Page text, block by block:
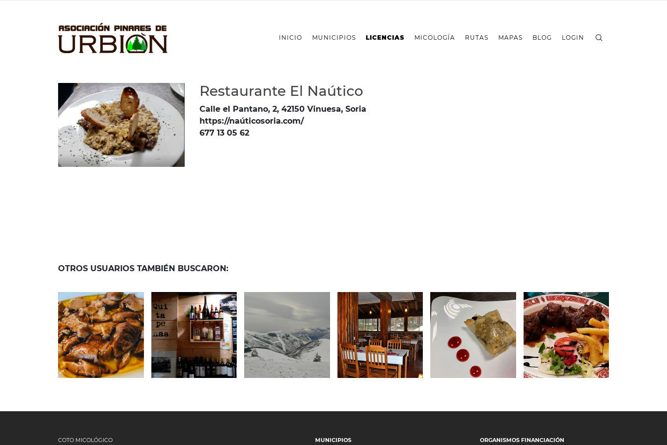
INICIO MUNICIPIOS LICENCIAS MICOLOGÍA RUTAS MAPAS BLOG LOGIN
Restaurante El Naútico
Calle el Pantano, 2, 42150 Vinuesa, Soria
https://naúticosoria.com/
677 13 05 62
OTROS USUARIOS TAMBIÉN BUSCARON:
13 de octubre de 2020
EL BALCÓN
DEL BREZAL
13 de octubre de 2020
BAR
QUITAPENAS
13 de octubre de 2020
Punto de
Nieve Santa
Inés
25 de septiembre de 2020
RESTAURANTE
PASO DE LA
SERRA
25 de septiembre de 2020
BAR EL
PESCADOR
25 de septiembre de 2020
MESÓN TITO
COTO MICOLÓGICO
MUNICIPIOS ORGANISMOS FINANCIACIÓN